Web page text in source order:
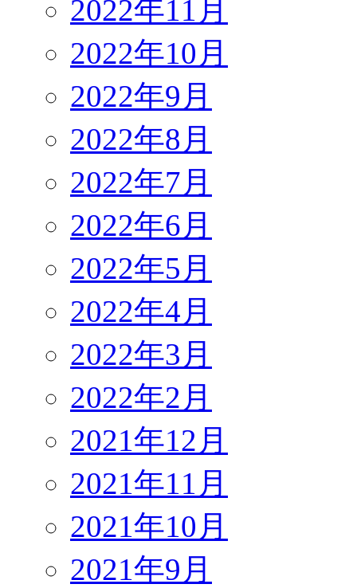
2022年11月
2022年10月
2022年9月
2022年8月
2022年7月
2022年6月
2022年5月
2022年4月
2022年3月
2022年2月
2021年12月
2021年11月
2021年10月
2021年9月